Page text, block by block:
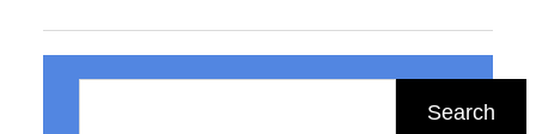
Search